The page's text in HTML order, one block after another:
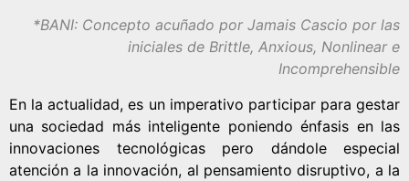
*BANI: Concepto acuñado por Jamais Cascio por las
iniciales de Brittle, Anxious, Nonlinear e
Incomprehensible
En la actualidad, es un imperativo participar para gestar
una sociedad más inteligente poniendo énfasis en las
innovaciones tecnológicas pero dándole especial
atención a la innovación, al pensamiento disruptivo, a la